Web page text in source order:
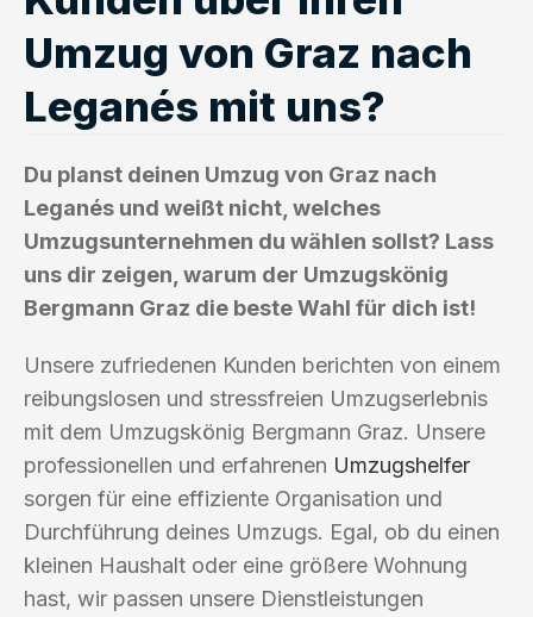
Umzug von Graz nach
Leganés mit uns?
Du planst deinen Umzug von Graz nach
Leganés und weißt nicht, welches
Umzugsunternehmen du wählen sollst? Lass
uns dir zeigen, warum der Umzugskönig
Bergmann Graz die beste Wahl für dich ist!
Unsere zufriedenen Kunden berichten von einem
reibungslosen und stressfreien Umzugserlebnis
mit dem Umzugskönig Bergmann Graz. Unsere
professionellen und erfahrenen Umzugshelfer
sorgen für eine effiziente Organisation und
Durchführung deines Umzugs. Egal, ob du einen
kleinen Haushalt oder eine größere Wohnung
hast, wir passen unsere Dienstleistungen